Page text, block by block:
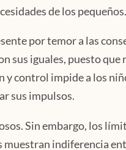
de los pequeños.
por temor a las
sus iguales, puesto que
control impide a los
sus impulsos.
Sin embargo, los
indiferencia